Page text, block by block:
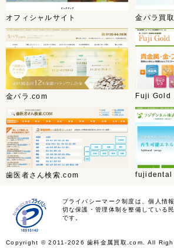
オフィシャルサイト 金パラ買
金パラ.com Fuji Gold
歯医者さん検索.com fujidental
プライバシーマーク制度は、個人情
切な保護・管理体制を整備している
です。
Copyright ©2011-2026 歯科金属買取.com. All